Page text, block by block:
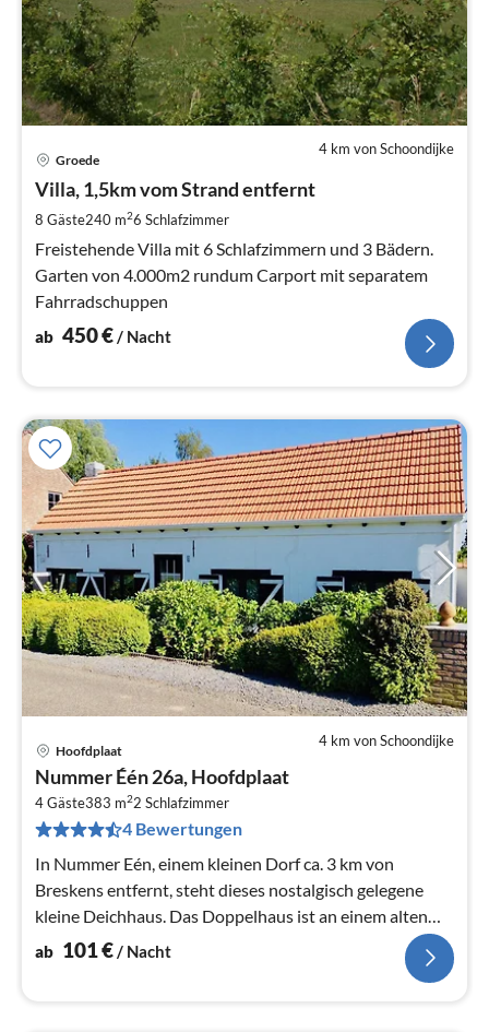
4 km von Schoondijke
Groede
Villa, 1,5km vom Strand entfernt
8 Gäste240 m26 Schlafzimmer
Freistehende Villa mit 6 Schlafzimmern und 3 Bädern.
Garten von 4.000m2 rundum Carport mit separatem
Fahrradschuppen
ab 450€/ Nacht
4 km von Schoondijke
Hoofdplaat
Nummer Één 26a, Hoofdplaat
4 Gäste383 m22 Schlafzimmer
4 Bewertungen
In Nummer Eén, einem kleinen Dorf ca. 3 km von
Breskens entfernt, steht dieses nostalgisch gelegene
kleine Deichhaus. Das Doppelhaus ist an einem alten
Seedeich angebaut.
ab 101€/ Nacht